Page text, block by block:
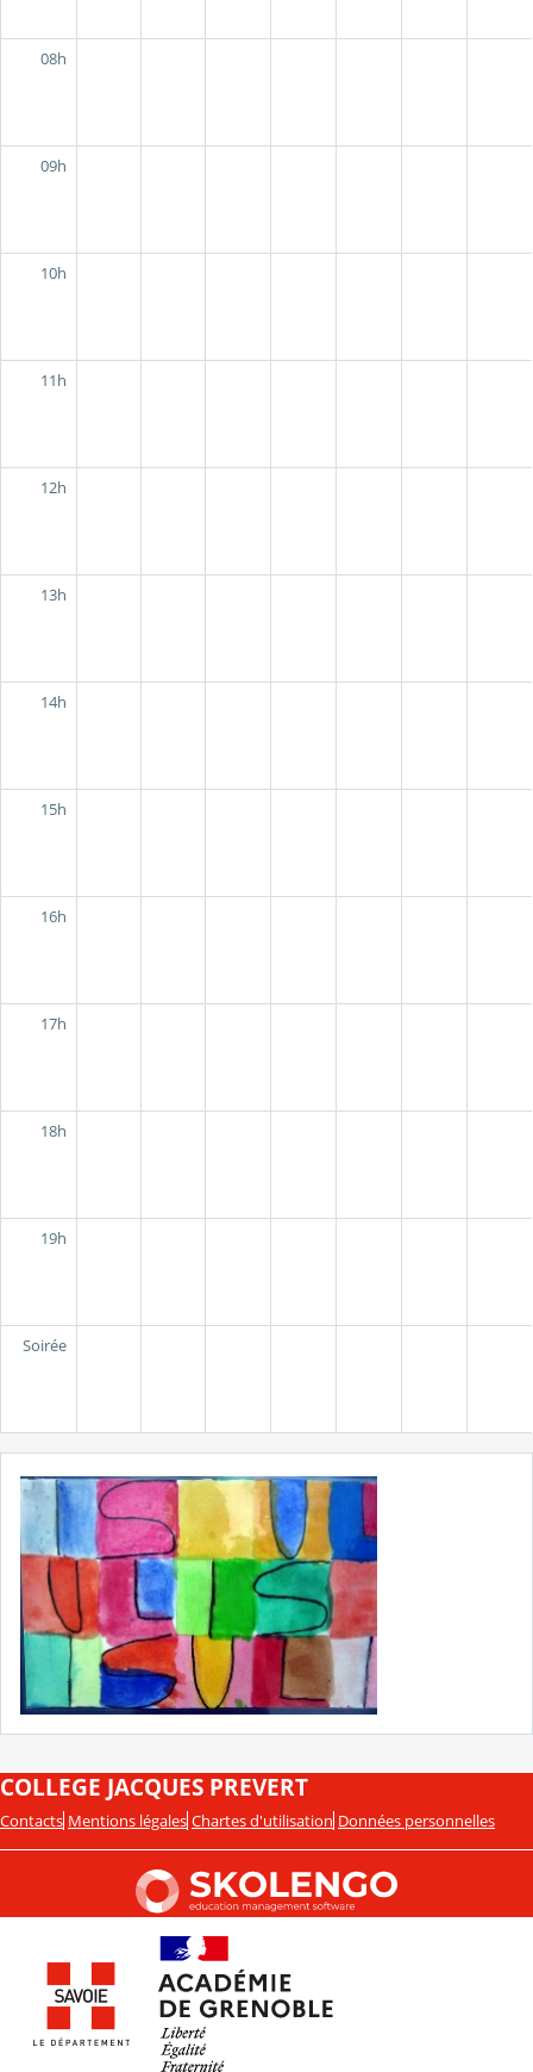
08h
09h
10h
11h
12h
13h
14h
15h
16h
17h
18h
19h
Soirée
COLLEGE JACQUES PREVERT
Contacts Mentions légales Chartes d'utilisation Données personnelles